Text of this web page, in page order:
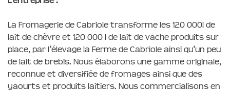
La Fromagerie de Cabriole transforme les 120 000l de
lait de chèvre et 120 000 l de lait de vache produits sur
place, par l’élevage la Ferme de Cabriole ainsi qu’un peu
de lait de brebis. Nous élaborons une gamme originale,
reconnue et diversifiée de fromages ainsi que des
yaourts et produits laitiers. Nous commercialisons en